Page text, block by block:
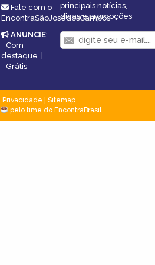
Fale com o
EncontraSãoJosédosCampos
ANUNCIE:
Com
destaque |
Grátis
principais notícias,
dicas e promoções
Privacidade
Sitemap
pelo time do EncontraBrasil